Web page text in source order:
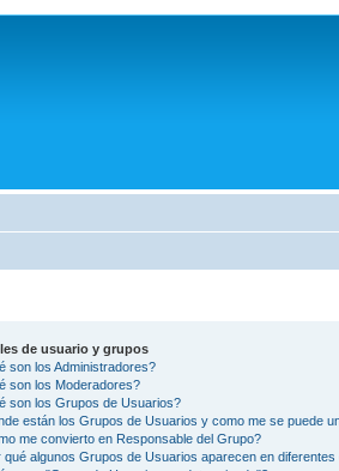
de usuario y grupos
son los Administradores?
son los Moderadores?
son los Grupos de Usuarios?
están los Grupos de Usuarios y como me se puede
me convierto en Responsable del Grupo?
qué algunos Grupos de Usuarios aparecen en diferentes